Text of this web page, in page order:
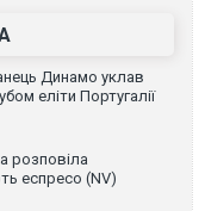
Динамо уклав
еліти Португалії
розповіла
еспресо (NV)